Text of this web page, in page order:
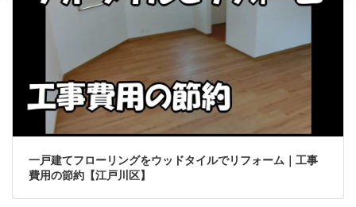
一戸建てフローリングをウッドタイルでリフォーム｜工事
費用の節約【江戸川区】